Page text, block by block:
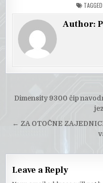
TAGGED
Author:
Post
Dimensity 9300 čip
← ZA OTOČNE
Leave a Reply